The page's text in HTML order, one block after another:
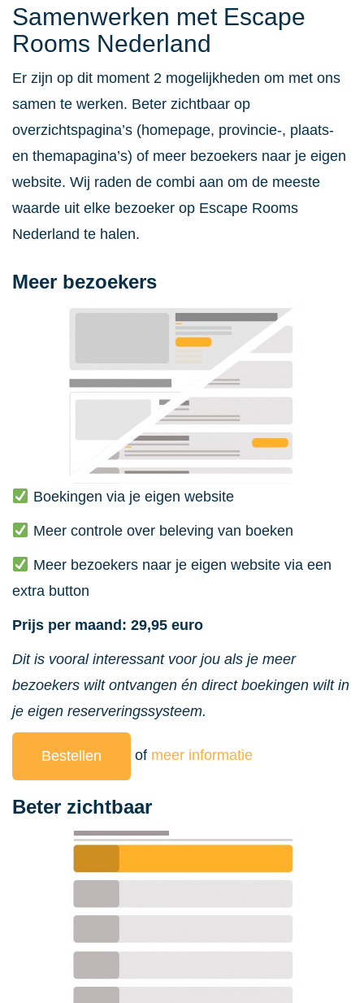
Samenwerken met Escape
Rooms Nederland
Er zijn op dit moment 2 mogelijkheden om met ons
samen te werken. Beter zichtbaar op
overzichtspagina’s (homepage, provincie-, plaats-
en themapagina’s) of meer bezoekers naar je eigen
website. Wij raden de combi aan om de meeste
waarde uit elke bezoeker op Escape Rooms
Nederland te halen.
Meer bezoekers
Boekingen via je eigen website
Meer controle over beleving van boeken
Meer bezoekers naar je eigen website via een
extra button
Prijs per maand: 29,95 euro
Dit is vooral interessant voor jou als je meer
bezoekers wilt ontvangen én direct boekingen wilt in
je eigen reserveringssysteem.
Bestellen of meer informatie
Beter zichtbaar